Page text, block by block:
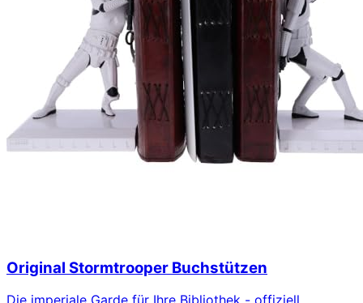
Original Stormtrooper Buchstützen